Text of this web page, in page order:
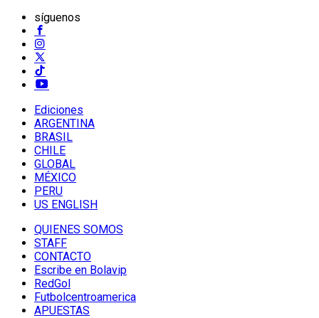
síguenos
Ediciones
ARGENTINA
BRASIL
CHILE
GLOBAL
MÉXICO
PERU
US ENGLISH
QUIENES SOMOS
STAFF
CONTACTO
Escribe en Bolavip
RedGol
Futbolcentroamerica
APUESTAS